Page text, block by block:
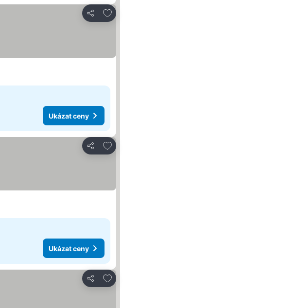
Sdílet
Přidat na seznam oblíbených hotelů
Ukázat ceny
Sdílet
Přidat na seznam oblíbených hotelů
Ukázat ceny
Sdílet
Přidat na seznam oblíbených hotelů